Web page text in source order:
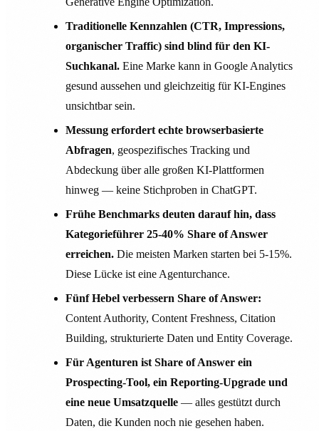
Traditionelle Kennzahlen (CTR, Impressions,
organischer Traffic) sind blind für den KI-
Suchkanal. Eine Marke kann in Google Analytics
gesund aussehen und gleichzeitig für KI-Engines
unsichtbar sein.
Messung erfordert echte browserbasierte
Abfragen, geospezifisches Tracking und
Abdeckung über alle großen KI-Plattformen
hinweg — keine Stichproben in ChatGPT.
Frühe Benchmarks deuten darauf hin, dass
Kategorieführer 25-40% Share of Answer
erreichen. Die meisten Marken starten bei 5-15%.
Diese Lücke ist eine Agenturchance.
Fünf Hebel verbessern Share of Answer:
Content Authority, Content Freshness, Citation
Building, strukturierte Daten und Entity Coverage.
Für Agenturen ist Share of Answer ein
Prospecting-Tool, ein Reporting-Upgrade und
eine neue Umsatzquelle— alles gestützt durch
Daten, die Kunden noch nie gesehen haben.